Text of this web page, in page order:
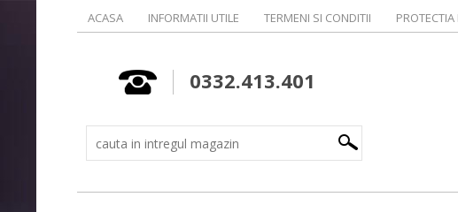
ACASA INFORMATII UTILE TERMENI SI CONDITII
0332.413.401